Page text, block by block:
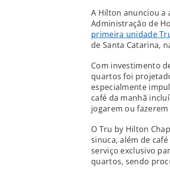
A Hilton anunciou a
Administração de
primeira unidade
de Santa Catarina,
Com investimento
quartos foi
especialmente
café da manhã
jogarem ou
O Tru by Hilton
sinuca, além de
serviço exclusivo
quartos, sendo